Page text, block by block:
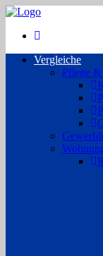
Vergleiche
Pflege